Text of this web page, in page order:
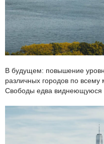
В будущем: повышение
различных городов по
Свободы едва виднеющуюся